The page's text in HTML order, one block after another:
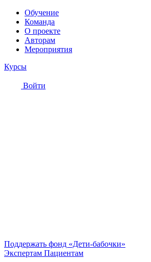
Обучение
Команда
О проекте
Авторам
Мероприятия
Курсы
Войти
Поддержать фонд «Дети-бабочки»
Экспертам Пациентам